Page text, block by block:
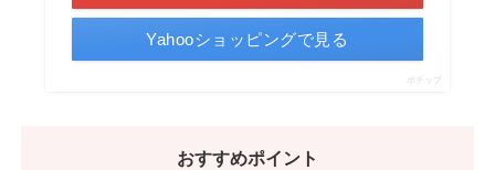
Yahooショッピングで見る
ポチップ
おすすめポイント